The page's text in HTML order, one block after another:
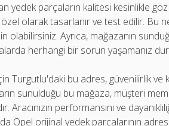
yedek parçaların kalitesi kesinlikle
özel olarak tasarlanır ve test edilir. Bu
olabilirsiniz. Ayrıca, mağazanın
herhangi bir sorun yaşamanız
Turgutlu'daki bu adres, güvenilirlik ve
sunulduğu bu mağaza, müşteri
Aracınızın performansını ve
Opel orijinal yedek parçalarının